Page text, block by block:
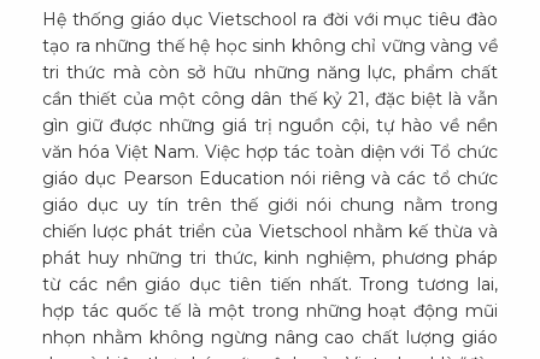
Hệ thống giáo dục Vietschool ra đời với mục tiêu đào
tạo ra những thế hệ học sinh không chỉ vững vàng về
tri thức mà còn sở hữu những năng lực, phẩm chất
cần thiết của một công dân thế kỷ 21, đặc biệt là vẫn
gìn giữ được những giá trị nguồn cội, tự hào về nền
văn hóa Việt Nam. Việc hợp tác toàn diện với Tổ chức
giáo dục Pearson Education nói riêng và các tổ chức
giáo dục uy tín trên thế giới nói chung nằm trong
chiến lược phát triển của Vietschool nhằm kế thừa và
phát huy những tri thức, kinh nghiệm, phương pháp
từ các nền giáo dục tiên tiến nhất. Trong tương lai,
hợp tác quốc tế là một trong những hoạt động mũi
nhọn nhằm không ngừng nâng cao chất lượng giáo